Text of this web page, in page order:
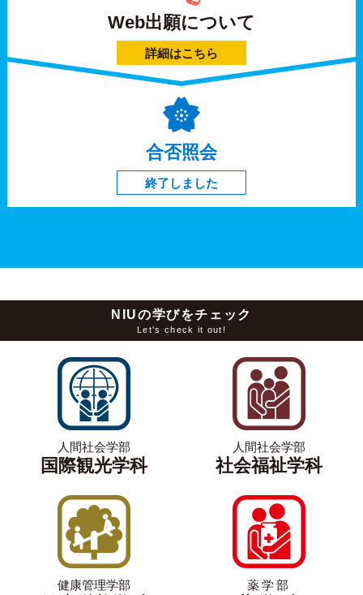
Web出願について
詳細はこちら
合否照会
終了しました
NIUの学びをチェック
Let's check it out!
人間社会学部
国際観光学科
人間社会学部
社会福祉学科
健康管理学部 薬学部